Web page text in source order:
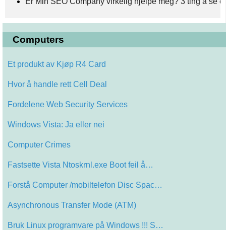
Computers
Et produkt av Kjøp R4 Card
Hvor å handle rett Cell Deal
Fordelene Web Security Services
Windows Vista: Ja eller nei
Computer Crimes
Fastsette Vista Ntoskrnl.exe Boot feil å…
Forstå Computer /mobiltelefon Disc Spac…
Asynchronous Transfer Mode (ATM)
Bruk Linux programvare på Windows !!! S…